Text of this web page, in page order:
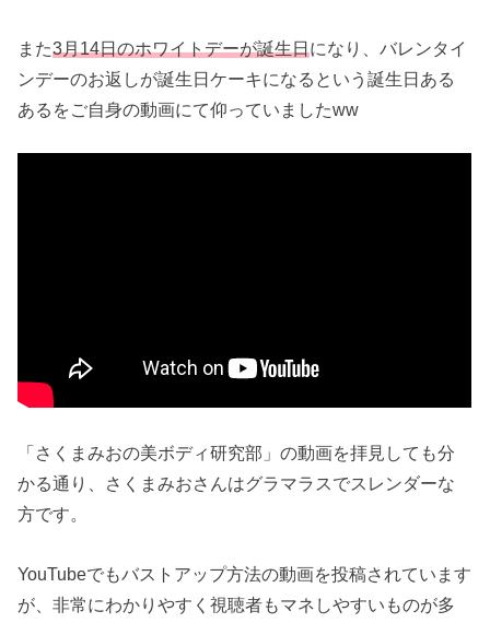
また3月14日のホワイトデーが誕生日になり、バレンタイ
ンデーのお返しが誕生日ケーキになるという誕生日ある
あるをご自身の動画にて仰っていましたww
「さくまみおの美ボディ研究部」の動画を拝見しても分
かる通り、さくまみおさんはグラマラスでスレンダーな
方です。
YouTubeでもバストアップ方法の動画を投稿されています
が、非常にわかりやすく視聴者もマネしやすいものが多